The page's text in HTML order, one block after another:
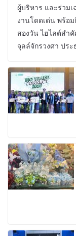
ผู้บริหาร และร่วม
งานโดดเด่น พร้อ
สองวัน ไฮไลต์สำ
จุลล์จักรวงศา ปร